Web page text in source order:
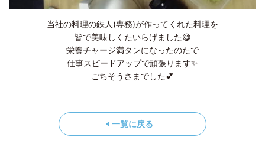
当社の料理の鉄人(専務)が作ってくれた料理を
皆で美味しくたいらげました😋
栄養チャージ満タンになったのたで
仕事スピードアップで頑張ります✨
ごちそうさまでした💕
一覧に戻る